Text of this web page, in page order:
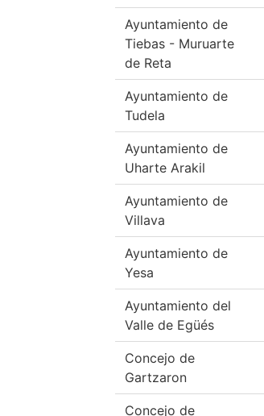
Ayuntamiento de
Tiebas - Muruarte
de Reta
Ayuntamiento de
Tudela
Ayuntamiento de
Uharte Arakil
Ayuntamiento de
Villava
Ayuntamiento de
Yesa
Ayuntamiento del
Valle de Egüés
Concejo de
Gartzaron
Concejo de